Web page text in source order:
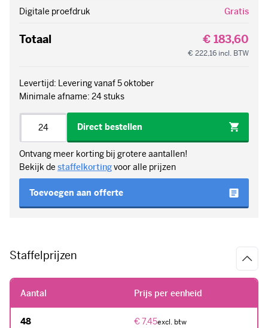
Digitale proefdruk Gratis
Totaal € 183,60
€ 222,16 incl. BTW
Levertijd: Levering vanaf 5 oktober
Minimale afname: 24 stuks
Direct bestellen
Ontvang meer korting bij grotere aantallen!
Bekijk de staffelkortingvoor alle prijzen
Toevoegen aan offerte
Staffelprijzen
Aantal Prijs per eenheid
48 € 7,45